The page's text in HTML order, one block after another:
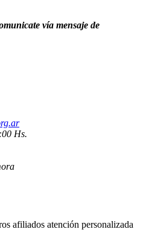
vía mensaje de
Hs.
afiliados atención personalizada